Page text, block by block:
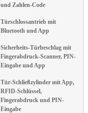
und Zahlen-Code
Türschlossantrieb mit
Bluetooth und App
Sicherheits-Türbeschlag mit
Fingerabdruck-Scanner, PIN-
Eingabe und App
Tür-Schließzylinder mit App,
RFID-Schlüssel,
Fingerabdruck und PIN-
Eingabe